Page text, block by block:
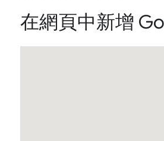
在網頁中新增